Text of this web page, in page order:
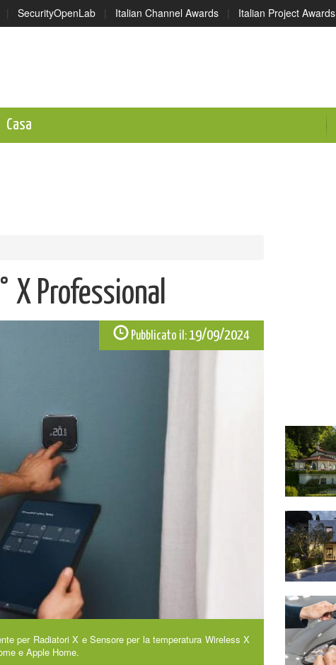
| SecurityOpenLab | Italian Channel Awards | Italian Project Awards
Casa
Professional
Pubblicato il:19/09/2024
per Radiatori X e Sensore per la temperatura Wireless X
e Apple Home.